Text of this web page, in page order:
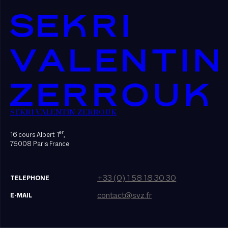
SEKRI VALENTIN ZERROUK
16 cours Albert 1er,
75008 Paris France
TELEPHONE +33 (0) 1 58 18 30 30
E-MAIL contact@svz.fr